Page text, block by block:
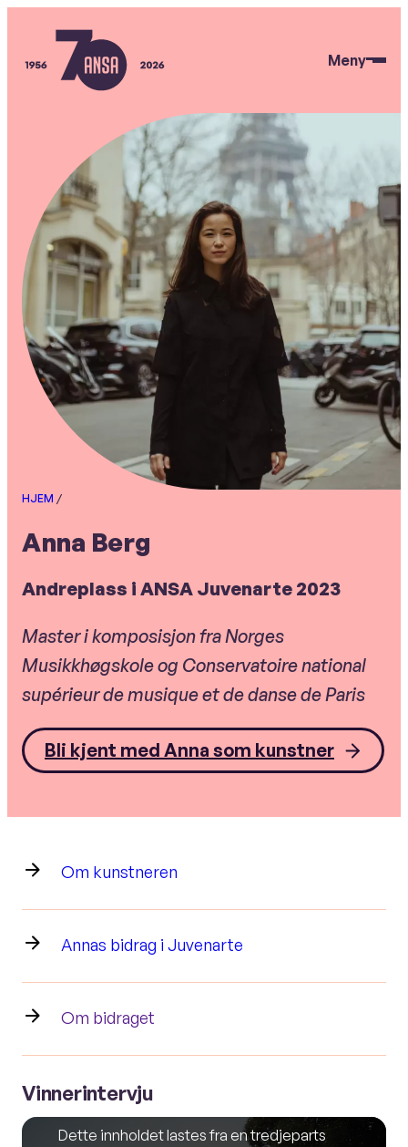
hovedinnhold
Meny
HJEM /
Anna Berg
Andreplass i ANSA Juvenarte 2023
Master i komposisjon fra Norges
Musikkhøgskole og Conservatoire national
supérieur de musique et de danse de Paris
Bli kjent med Anna som kunstner
Om kunstneren
Annas bidrag i Juvenarte
Om bidraget
Vinnerintervju
Dette innholdet lastes fra en tredjeparts